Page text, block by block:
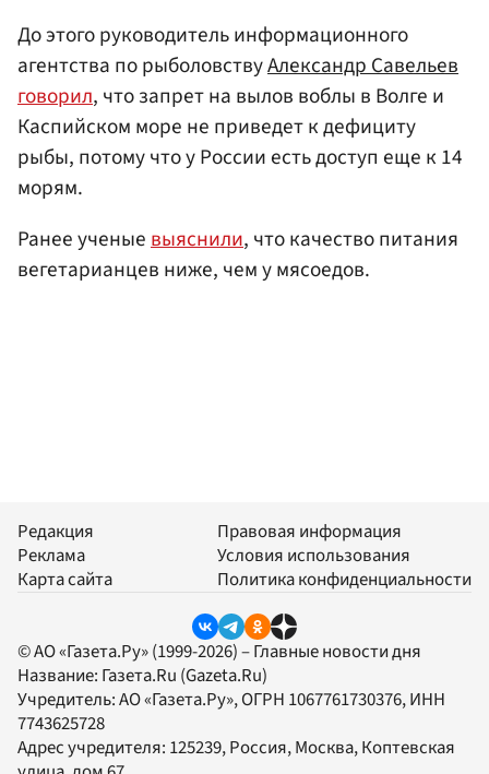
До этого руководитель информационного
агентства по рыболовствуАлександр Савельев
говорил, что запрет на вылов воблы в Волге и
Каспийском море не приведет к дефициту
рыбы, потому что у России есть доступ еще к 14
морям.
Ранее ученыевыяснили, что качество питания
вегетарианцев ниже, чем у мясоедов.
Редакция
Реклама
Карта сайта
Правовая информация
Условия использования
Политика конфиденциальности
© АО «Газета.Ру» (1999-2026) – Главные новости дня
Название: Газета.Ru (Gazeta.Ru)
Учредитель:АО «Газета.Ру», ОГРН 1067761730376, ИНН
7743625728
Адрес учредителя: 125239, Россия, Москва, Коптевская